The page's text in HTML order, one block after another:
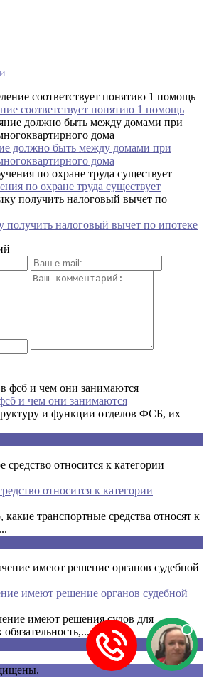
соответствует понятию 1 помощь
должно быть между домами при
дома
по охране труда существует
получить налоговый вычет по ипотеке
и чем они занимаются
и функции отделов ФСБ, их
относится к категории
какие транспортные средства относят к
имеют решение органов судебной
имеют решения судов для